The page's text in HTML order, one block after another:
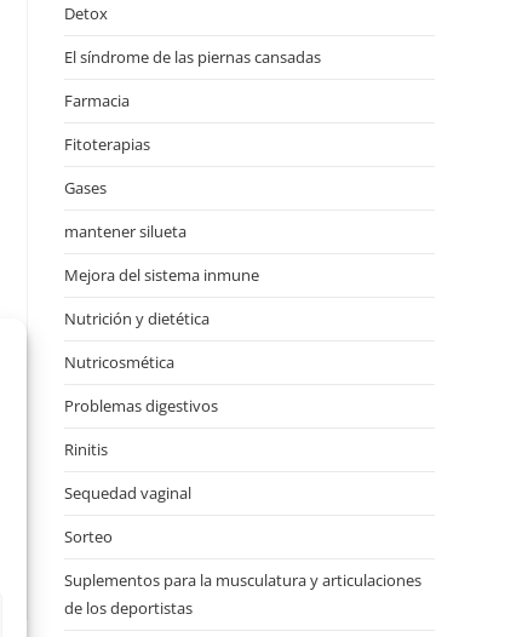
Detox
El síndrome de las piernas cansadas
Farmacia
Fitoterapias
Gases
mantener silueta
Mejora del sistema inmune
Nutrición y dietética
Nutricosmética
Problemas digestivos
Rinitis
Sequedad vaginal
Sorteo
Suplementos para la musculatura y articulaciones
de los deportistas